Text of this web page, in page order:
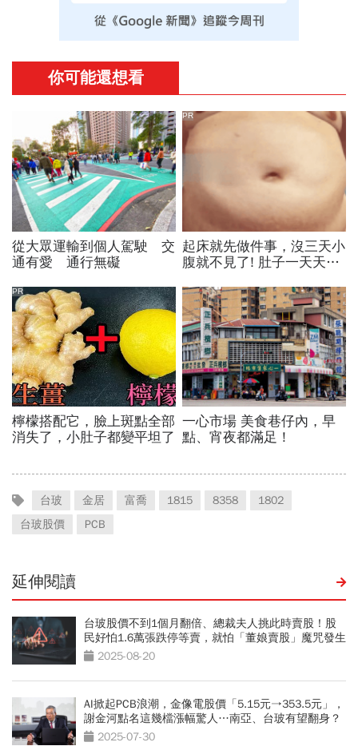
台玻 金居 富喬 1815 8358
1802
台玻股價
PCB
延伸閱讀
台玻股價不到1個月翻倍、總裁夫人挑此時賣股！股
民好怕1.6萬張跌停等賣，就怕「董娘賣股」魔咒發生
2025-08-20
AI掀起PCB浪潮，金像電股價「5.15元→353.5元」，
謝金河點名這幾檔漲幅驚人…南亞、台玻有望翻身？
2025-07-30